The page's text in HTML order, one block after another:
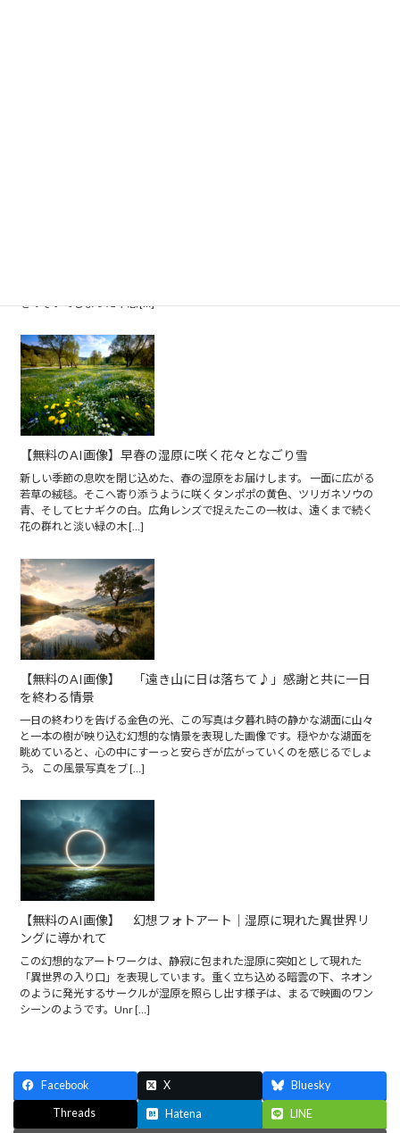
をのぞいてしまった不思 […]
【無料のAI画像】早春の湿原に咲く花々となごり雪
新しい季節の息吹を閉じ込めた、春の湿原をお届けします。 一面に広がる
若草の絨毯。そこへ寄り添うように咲くタンポポの黄色、ツリガネソウの
青、そしてヒナギクの白。広角レンズで捉えたこの一枚は、遠くまで続く
花の群れと淡い緑の木 […]
【無料のAI画像】 「遠き山に日は落ちて♪」感謝と共に一日
を終わる情景
一日の終わりを告げる金色の光、この写真は夕暮れ時の静かな湖面に山々
と一本の樹が映り込む幻想的な情景を表現した画像です。穏やかな湖面を
眺めていると、心の中にすーっと安らぎが広がっていくのを感じるでしょ
う。 この風景写真をブ […]
【無料のAI画像】 幻想フォトアート｜湿原に現れた異世界リ
ングに導かれて
この幻想的なアートワークは、静寂に包まれた湿原に突如として現れた
「異世界の入り口」を表現しています。重く立ち込める暗雲の下、ネオン
のように発光するサークルが湿原を照らし出す様子は、まるで映画のワン
シーンのようです。Unr […]
Facebook X Bluesky
Threads Hatena LINE